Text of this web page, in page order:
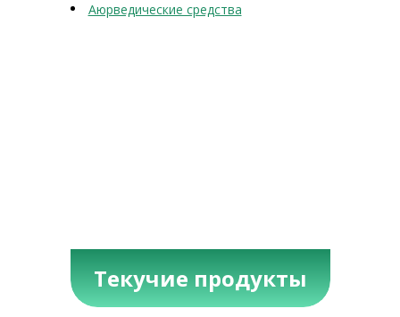
Аюрведические средства
Текучие продукты